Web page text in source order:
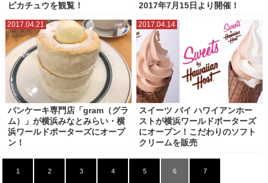
ピカチュウを観覧！
2017年7月15日より開催！
2017.04.21
パンケーキ専門店「gram（グラ
ム）」が横浜みなとみらい・横
浜ワールドポーターズにオープ
ン！
2017.04.14
スイーツ バイ ハワイアンホー
ストが横浜ワールドポーターズ
にオープン！こだわりのソフト
クリームを販売
1 2 3 4 5 6 7